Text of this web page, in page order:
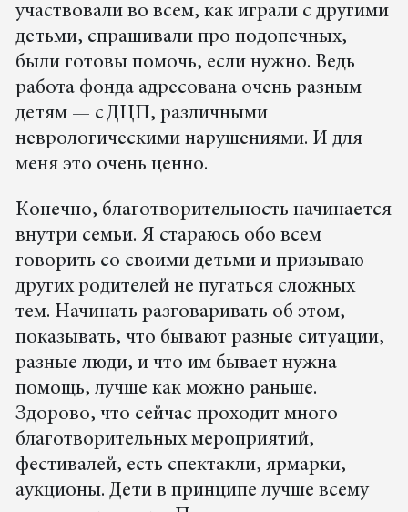
участвовали во всем, как играли с другими
детьми, спрашивали про подопечных,
были готовы помочь, если нужно. Ведь
работа фонда адресована очень разным
детям — с ДЦП, различными
неврологическими нарушениями. И для
меня это очень ценно.
Конечно, благотворительность начинается
внутри семьи. Я стараюсь обо всем
говорить со своими детьми и призываю
других родителей не пугаться сложных
тем. Начинать разговаривать об этом,
показывать, что бывают разные ситуации,
разные люди, и что им бывает нужна
помощь, лучше как можно раньше.
Здорово, что сейчас проходит много
благотворительных мероприятий,
фестивалей, есть спектакли, ярмарки,
аукционы. Дети в принципе лучше всему